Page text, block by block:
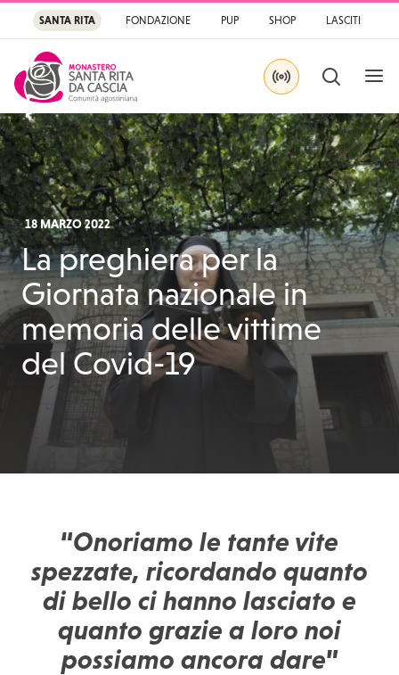
Santa Rita
Santuario di Santa
SANTA RITA FONDAZIONE PUP SHOP LASCITI
APRI
CERCA
IN DIRETTA SU
18 MARZO 2022
La preghiera per la
Giornata nazionale in
memoria delle vittime
del Covid-19
“Onoriamo le tante vite
spezzate, ricordando quanto
di bello ci hanno lasciato e
quanto grazie a loro noi
possiamo ancora dare”